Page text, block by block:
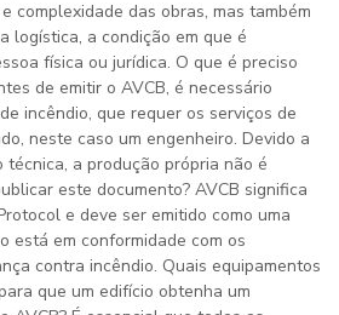
complexidade das obras, mas também
logística, a condição em que é
física ou jurídica. O que é preciso
de emitir o AVCB, é necessário
incêndio, que requer os serviços de
neste caso um engenheiro. Devido a
a produção própria não é
este documento? AVCB significa
e deve ser emitido como uma
está em conformidade com os
contra incêndio. Quais equipamentos
que um edifício obtenha um